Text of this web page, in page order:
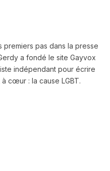
premiers pas dans la presse
a fondé le site Gayvox
indépendant pour écrire
cœur : la cause LGBT.